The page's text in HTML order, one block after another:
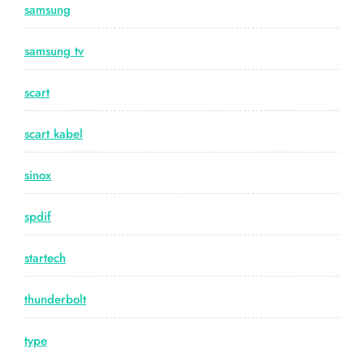
samsung
samsung tv
scart
scart kabel
sinox
spdif
startech
thunderbolt
type